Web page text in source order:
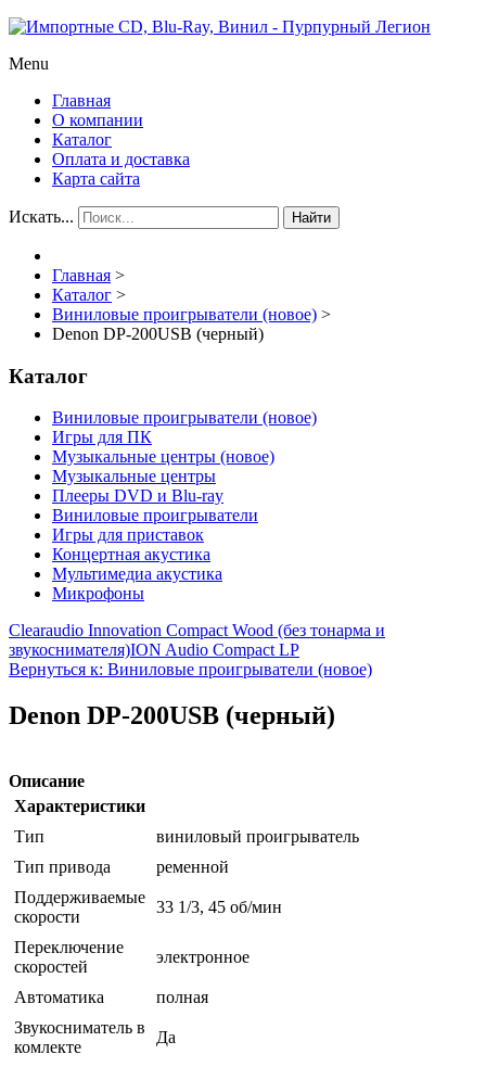
Menu
Главная
О компании
Каталог
Оплата и доставка
Карта сайта
Искать... Найти
Главная >
Каталог >
Виниловые проигрыватели (новое) >
Denon DP-200USB (черный)
Каталог
Виниловые проигрыватели (новое)
Игры для ПК
Музыкальные центры (новое)
Музыкальные центры
Плееры DVD и Blu-ray
Виниловые проигрыватели
Игры для приставок
Концертная акустика
Мультимедиа акустика
Микрофоны
Clearaudio Innovation Compact Wood (без тонарма и
звукоснимателя)ION Audio Compact LP
Вернуться к: Виниловые проигрыватели (новое)
Denon DP-200USB (черный)
Описание
Характеристики
Тип
виниловый проигрыватель
Тип привода
ременной
Поддерживаемые
скорости
33 1/3, 45 об/мин
Переключение
скоростей
электронное
Автоматика
полная
Звукосниматель в
комлекте
Да